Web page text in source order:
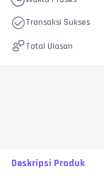
Transaksi Sukses
Total Ulasan
Deskripsi Produk